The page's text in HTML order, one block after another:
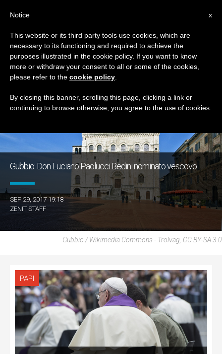
TAG
Posts Tagged ‘gubbio’
ULTIME NOTIZIE
Gubbio: Don Luciano Paolucci Bedini nominato vescovo
SEP 29, 2017 19:18
ZENIT STAFF
Gubbio / Wikimedia Commons - Trolvag, CC BY-SA 3.0
PAPI
x
Notice
This website or its third party tools use cookies, which are
necessary to its functioning and required to achieve the
purposes illustrated in the cookie policy. If you want to know
more or withdraw your consent to all or some of the cookies,
please refer to the cookie policy
By closing this banner, scrolling this page, clicking a link or
continuing to browse otherwise, you agree to the use of cookies.